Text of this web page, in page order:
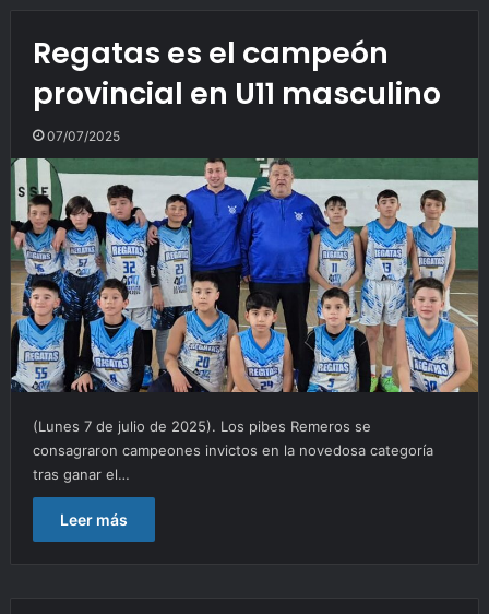
Regatas es el campeón
provincial en U11 masculino
07/07/2025
(Lunes 7 de julio de 2025). Los pibes Remeros se
consagraron campeones invictos en la novedosa categoría
tras ganar el…
Leer más